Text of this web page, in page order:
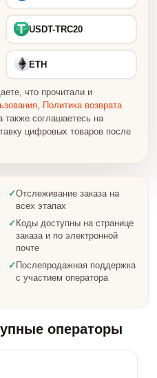
USDT-TRC20
ETH
что прочитали и
,
Политика возврата
также соглашаетесь на
цифровых товаров после
✓Отслеживание заказа на
всех этапах
✓ Коды доступны на странице
заказа и по электронной
почте
✓
Послепродажная поддержка
с участием оператора
операторы